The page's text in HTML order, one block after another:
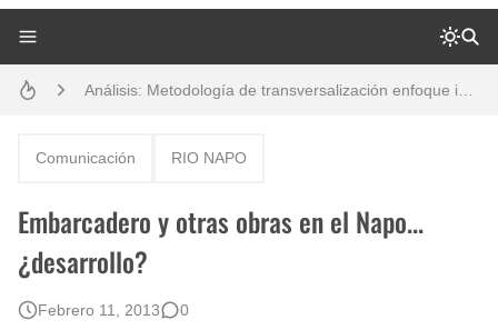
Análisis: Metodología de transversalización enfoque intercultural
Boletín BOLPER - Nro. 10 - del 31 de marzo de 2023
Comunicación RIO NAPO
Embarcadero y otras obras en el Napo...
¿desarrollo?
Febrero 11, 2013 0